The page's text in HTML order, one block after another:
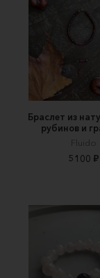
Браслет из
рубинов и
Fluido
5100 ₽